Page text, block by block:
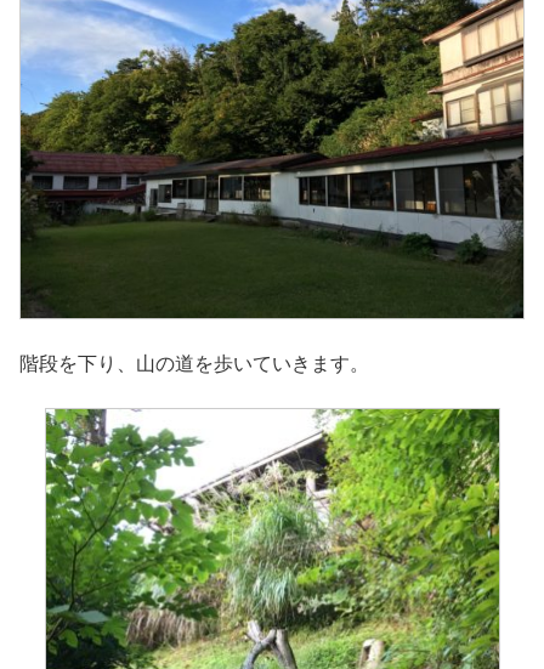
階段を下り、山の道を歩いていきます。